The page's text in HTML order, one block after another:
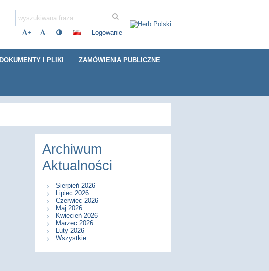
+ - Logowanie
DOKUMENTY I PLIKI ZAMÓWIENIA PUBLICZNE
Archiwum
Aktualności
Sierpień 2026
Lipiec 2026
Czerwiec 2026
Maj 2026
Kwiecień 2026
Marzec 2026
Luty 2026
Wszystkie